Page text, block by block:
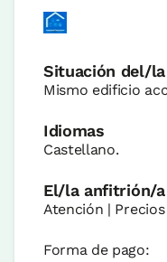
Situación del/
Mismo edificio
Idiomas
Castellano.
El/la anfitrión/
Atención |
Forma de pago: